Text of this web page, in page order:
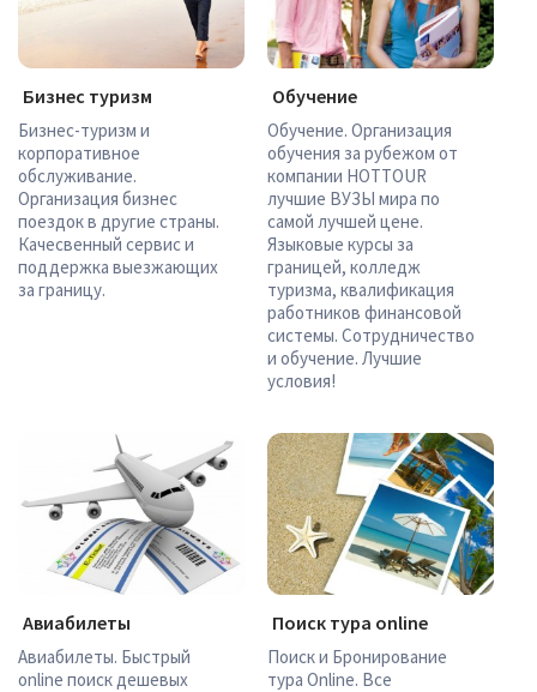
Бизнес туризм
Бизнес-туризм и
корпоративное
обслуживание.
Организация бизнес
поездок в другие страны.
Качесвенный сервис и
поддержка выезжающих
за границу.
Обучение
Обучение. Организация
обучения за рубежом от
компании HOTTOUR
лучшие ВУЗЫ мира по
самой лучшей цене.
Языковые курсы за
границей, колледж
туризма, квалификация
работников финансовой
системы. Сотрудничество
и обучение. Лучшие
условия!
Авиабилеты
Авиабилеты. Быстрый
online поиск дешевых
Поиск тура online
Поиск и Бронирование
тура Online. Все